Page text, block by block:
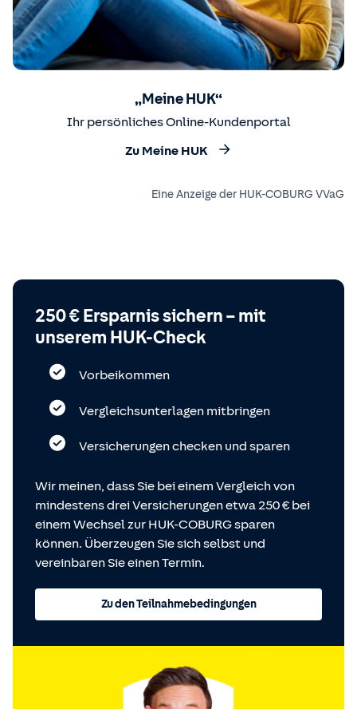
„Meine HUK“
Ihr persönliches Online-Kundenportal
Zu Meine HUK
Eine Anzeige der HUK-COBURG VVaG
250 € Ersparnis sichern – mit
unserem HUK-Check
Vorbeikommen
Vergleichsunterlagen mitbringen
Versicherungen checken und sparen
Wir meinen, dass Sie bei einem Vergleich von
mindestens drei Versicherungen etwa 250 € bei
einem Wechsel zur HUK-COBURG sparen
können. Überzeugen Sie sich selbst und
vereinbaren Sie einen Termin.
Zu den Teilnahmebedingungen